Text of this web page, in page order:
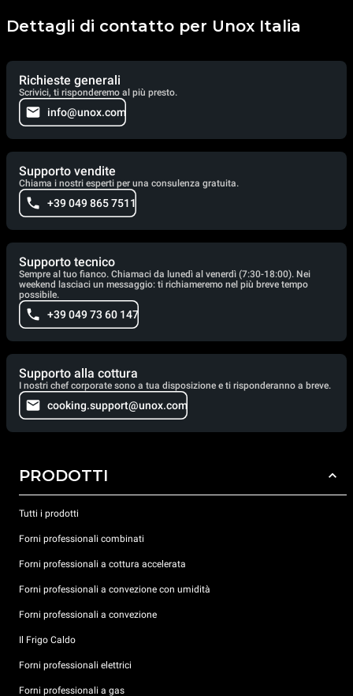
Dettagli di contatto per Unox Italia
Richieste generali
Scrivici, ti risponderemo al più presto.
info@unox.com
Supporto vendite
Chiama i nostri esperti per una consulenza gratuita.
+39 049 865 7511
Supporto tecnico
Sempre al tuo fianco. Chiamaci da lunedì al venerdì (7:30-18:00). Nei
weekend lasciaci un messaggio: ti richiameremo nel più breve tempo
possibile.
+39 049 73 60 147
Supporto alla cottura
I nostri chef corporate sono a tua disposizione e ti risponderanno a breve.
cooking.support@unox.com
PRODOTTI
Tutti i prodotti
Forni professionali combinati
Forni professionali a cottura accelerata
Forni professionali a convezione con umidità
Forni professionali a convezione
Il Frigo Caldo
Forni professionali elettrici
Forni professionali a gas